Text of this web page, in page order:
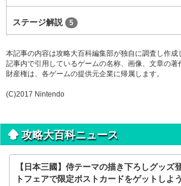
ステージ解説 5
本記事の内容は攻略大百科編集部が独自に調査し作成
記事内で引用しているゲームの名称、画像、文章の著
財産権は、各ゲームの提供元企業に帰属します。
(C)2017 Nintendo
攻略大百科ニュース
【日本三國】侍テーマの描き下ろしグッズ
トフェアで限定ポストカードをゲットしよう